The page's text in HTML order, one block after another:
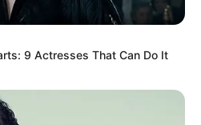
9 Actresses That Can Do It